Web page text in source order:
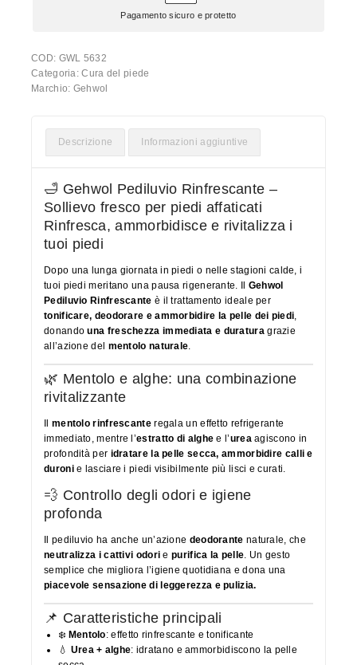
Pagamento sicuro e protetto
COD: GWL 5632
Categoria:Cura del piede
Marchio: Gehwol
Descrizione Informazioni aggiuntive
🛁 Gehwol Pediluvio Rinfrescante –
Sollievo fresco per piedi affaticati
Rinfresca, ammorbidisce e rivitalizza i
tuoi piedi
Dopo una lunga giornata in piedi o nelle stagioni calde, i
tuoi piedi meritano una pausa rigenerante. Il Gehwol
Pediluvio Rinfrescante è il trattamento ideale per
tonificare, deodorare e ammorbidire la pelle dei piedi
donandouna freschezza immediata e duratura grazie
all’azione del mentolo naturale
🌿 Mentolo e alghe: una combinazione
rivitalizzante
Il mentolo rinfrescanteregala un effetto refrigerante
immediato, mentre l’estratto di alghe e l’urea agiscono in
profondità per idratare la pelle secca, ammorbidire calli e
duronie lasciare i piedi visibilmente più lisci e curati.
💨 Controllo degli odori e igiene
profonda
Il pediluvio ha anche un’azione deodorante naturale, che
neutralizza i cattivi odori epurifica la pelle . Un gesto
semplice che migliora l’igiene quotidiana e dona una
piacevole sensazione di leggerezza e pulizia.
📌 Caratteristiche principali
❄️ Mentolo: effetto rinfrescante e tonificante
💧 Urea + alghe: idratano e ammorbidiscono la pelle